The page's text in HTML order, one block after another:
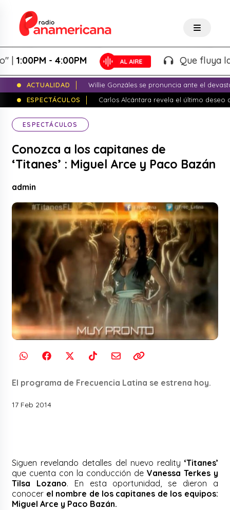
- 4:00PM Que fluya la
ACTUALIDAD
Willie Gonzáles se pronuncia ante el
ESPECTÁCULOS
Carlos Alcántara revela el último deseo
ESPECTÁCULOS
Conozca a los capitanes de
‘Titanes’ : Miguel Arce y Paco Bazán
admin
El programa de Frecuencia Latina se estrena hoy.
17 Feb 2014
Siguen revelando detalles del nuevo reality ‘Titanes’
que cuenta con la conducción de Vanessa Terkes y
Tilsa Lozano. En esta oportunidad, se dieron a
conocer el nombre de los capitanes de los equipos:
Miguel Arce y Paco Bazán.